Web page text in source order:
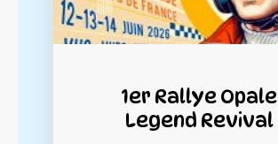
1er Rallye Opale
Legend Revival